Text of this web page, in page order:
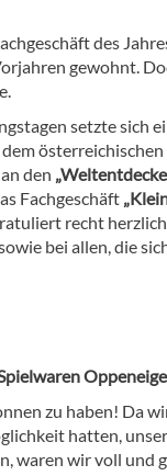
des
gewohnt.
setzte sich
dem
den
Fachgeschäft
recht
bei allen, die
zu haben! Da
hatten,
waren wir voll und